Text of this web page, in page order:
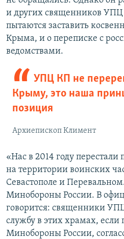
и других священников УПЦ
пытаются заставить
Крыма, и о переписке с
ведомствами.
УПЦ КП не
Крыму, это наша
позиция
Архиепископ Климент
«Нас в 2014 году
на территории воинских
Севастополе и
Минобороны России. В
говорится: священники
службу в этих храмах, если
Минобороны России,